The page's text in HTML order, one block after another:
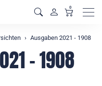
0
Ausgaben 2021 - 1908
- 1908